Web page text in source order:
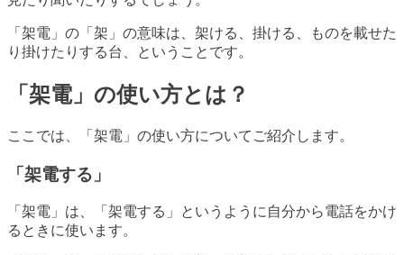
「架電」の「架」の意味は、架ける、掛ける、ものを載せた
り掛けたりする台、ということです。
「架電」の使い方とは？
ここでは、「架電」の使い方についてご紹介します。
「架電する」
「架電」は、「架電する」というように自分から電話をかけ
るときに使います。